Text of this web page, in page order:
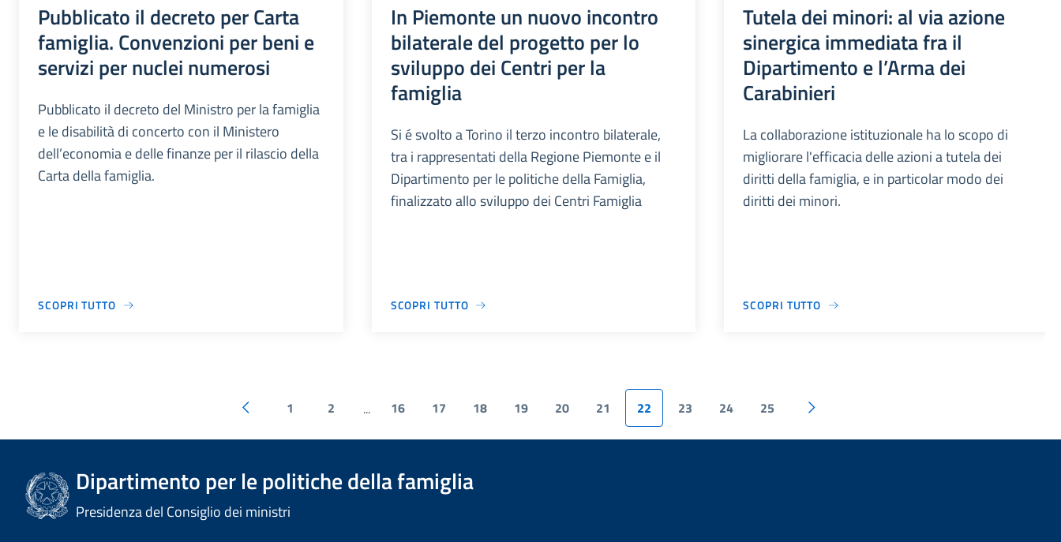
Pubblicato il decreto per Carta
famiglia. Convenzioni per beni e
servizi per nuclei numerosi
Pubblicato il decreto del Ministro per la famiglia
e le disabilità di concerto con il Ministero
dell’economia e delle finanze per il rilascio della
Carta della famiglia.
SCOPRI TUTTO
In Piemonte un nuovo incontro
bilaterale del progetto per lo
sviluppo dei Centri per la
famiglia
Si é svolto a Torino il terzo incontro bilaterale,
tra i rappresentati della Regione Piemonte e il
Dipartimento per le politiche della Famiglia,
finalizzato allo sviluppo dei Centri Famiglia
SCOPRI TUTTO
Tutela dei minori: al via azione
sinergica immediata fra il
Dipartimento e l’Arma dei
Carabinieri
La collaborazione istituzionale ha lo scopo di
migliorare l'efficacia delle azioni a tutela dei
diritti della famiglia, e in particolar modo dei
diritti dei minori.
SCOPRI TUTTO
1 2 ... 16 17 18 19 20 21 22 23 24 25
Dipartimento per le politiche della famiglia
Presidenza del Consiglio dei ministri